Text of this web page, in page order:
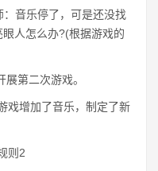
音乐停了，可是还没找
人怎么办?(根据游戏的
第二次游戏。
增加了音乐，制定了新
则2